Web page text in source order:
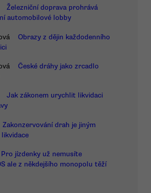
Železniční doprava prohrává
automobilové lobby
Obrazy z dějin každodenního
České dráhy jako zrcadlo
Jak zákonem urychlit likvidaci
Zakonzervování drah je jiným
Pro jízdenky už nemusíte
ale z někdejšího monopolu těží